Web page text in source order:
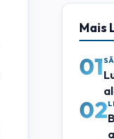
Mais
01
02